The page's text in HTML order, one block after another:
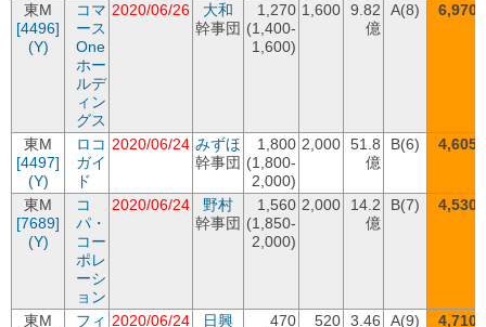
東M
[4496]
(Y)
コマ
ース
One
ホー
ルデ
ィン
グス
2020/06/26
大和
幹事団
1,270
(1,400-
1,600)
1,600 9.82
億
A(8) 6,970
東M
[4497]
(Y)
ロコ
ガイ
ド
2020/06/24 みずほ
幹事団
1,800
(1,800-
2,000)
2,000 51.8
億
B(6) 4,605
東M
[7689]
(Y)
コ
パ・
コー
ポレ
ーシ
ョン
2020/06/24
野村
幹事団
1,560
(1,850-
2,000)
2,000
14.2
億
B(7) 4,530
東M
フィ 2020/06/24
日興
470
520 3.46
A(9) 4,710